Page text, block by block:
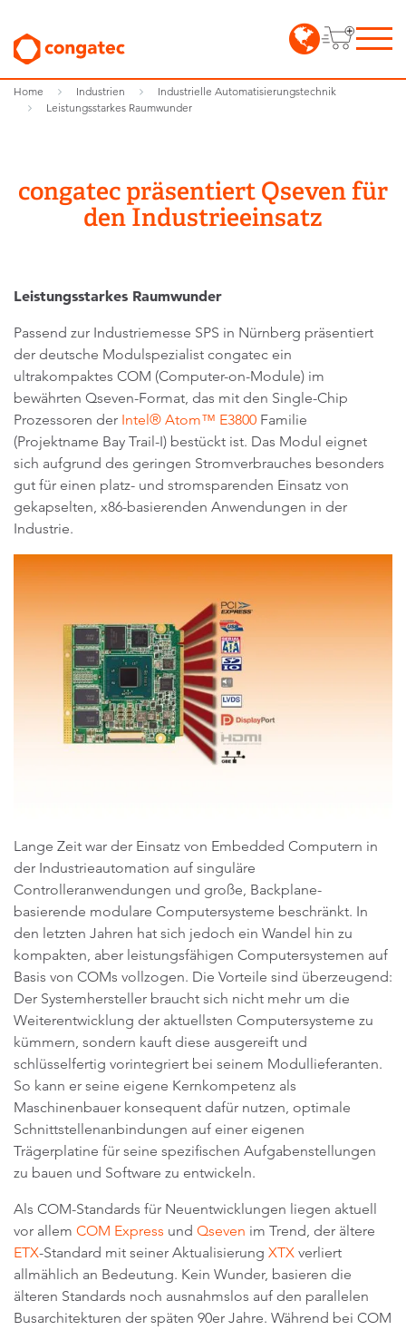
Home Industrien
Industrielle Automatisierungstechnik
Leistungsstarkes Raumwunder
congatec präsentiert Qseven für
den Industrieeinsatz
Leistungsstarkes Raumwunder
Passend zur Industriemesse SPS in Nürnberg präsentiert
der deutsche Modulspezialist congatec ein
ultrakompaktes COM (Computer-on-Module) im
bewährten Qseven-Format, das mit den Single-Chip
Prozessoren der Intel® Atom™ E3800 Familie
(Projektname Bay Trail-I) bestückt ist. Das Modul eignet
sich aufgrund des geringen Stromverbrauches besonders
gut für einen platz- und stromsparenden Einsatz von
gekapselten, x86-basierenden Anwendungen in der
Industrie.
Lange Zeit war der Einsatz von Embedded Computern in
der Industrieautomation auf singuläre
Controlleranwendungen und große, Backplane-
basierende modulare Computersysteme beschränkt. In
den letzten Jahren hat sich jedoch ein Wandel hin zu
kompakten, aber leistungsfähigen Computersystemen auf
Basis von COMs vollzogen. Die Vorteile sind überzeugend:
Der Systemhersteller braucht sich nicht mehr um die
Weiterentwicklung der aktuellsten Computersysteme zu
kümmern, sondern kauft diese ausgereift und
schlüsselfertig vorintegriert bei seinem Modullieferanten.
So kann er seine eigene Kernkompetenz als
Maschinenbauer konsequent dafür nutzen, optimale
Schnittstellenanbindungen auf einer eigenen
Trägerplatine für seine spezifischen Aufgabenstellungen
zu bauen und Software zu entwickeln.
Als COM-Standards für Neuentwicklungen liegen aktuell
vor allem COM Express und Qseven im Trend, der ältere
ETX-Standard mit seiner Aktualisierung XTX verliert
allmählich an Bedeutung. Kein Wunder, basieren die
älteren Standards noch ausnahmslos auf den parallelen
Busarchitekturen der späten 90er Jahre. Während bei COM